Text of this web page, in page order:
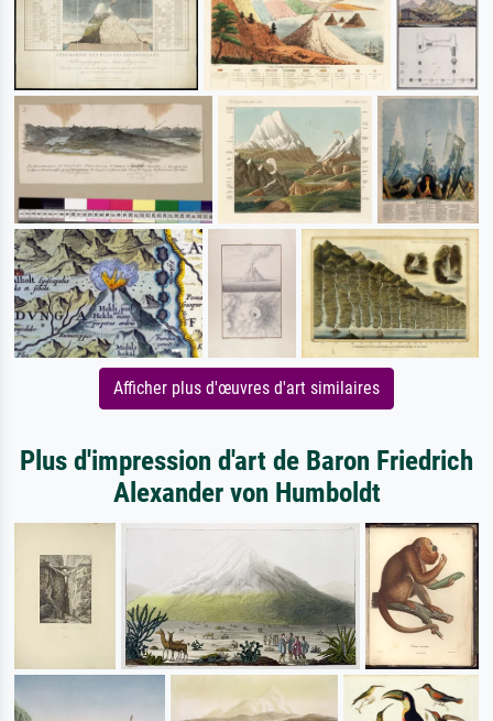
Afficher plus d'œuvres d'art similaires
Plus d'impression d'art de Baron Friedrich
Alexander von Humboldt